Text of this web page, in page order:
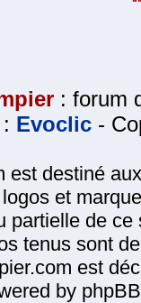
: forum
Evoclic -
est destiné
et
partielle de
tenus sont
est
by